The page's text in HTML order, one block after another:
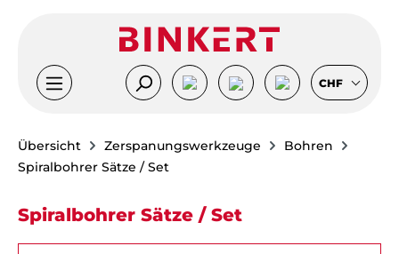
CHF
Übersicht Zerspanungswerkzeuge
Bohren
Spiralbohrer Sätze / Set
Spiralbohrer Sätze / Set